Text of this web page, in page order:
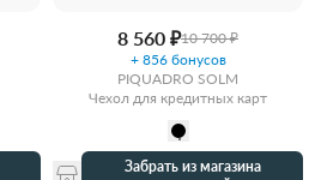
8 560 ₽10 700 ₽
+ 856 бонусов
PIQUADRO SOLM
Чехол для кредитных карт
Забрать из магазина